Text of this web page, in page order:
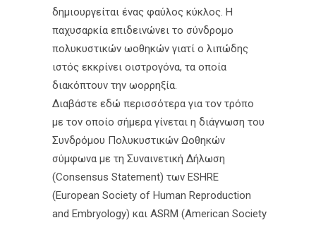
δημιουργείται ένας φαύλος κύκλος. Η
παχυσαρκία επιδεινώνει το σύνδρομο
πολυκυστικών ωοθηκών γιατί ο λιπώδης
ιστός εκκρίνει οιστρογόνα, τα οποία
διακόπτουν την ωορρηξία.
Διαβάστε εδώ περισσότερα για τον τρόπο
με τον οποίο σήμερα γίνεται η διάγνωση του
Συνδρόμου Πολυκυστικών Ωοθηκών
σύμφωνα με τη Συναινετική Δήλωση
(Consensus Statement) των ESHRE
(European Society of Human Reproduction
and Embryology) και ASRM (American Society